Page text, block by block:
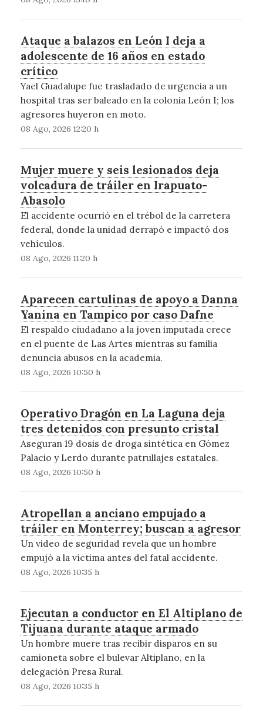
Ataque a balazos en León I deja a
adolescente de 16 años en estado
crítico
Yael Guadalupe fue trasladado de urgencia a un
hospital tras ser baleado en la colonia León I; los
agresores huyeron en moto.
08 Ago, 2026 12:20 h
Mujer muere y seis lesionados deja
volcadura de tráiler en Irapuato-
Abasolo
El accidente ocurrió en el trébol de la carretera
federal, donde la unidad derrapó e impactó dos
vehículos.
08 Ago, 2026 11:20 h
Aparecen cartulinas de apoyo a Danna
Yanina en Tampico por caso Dafne
El respaldo ciudadano a la joven imputada crece
en el puente de Las Artes mientras su familia
denuncia abusos en la academia.
08 Ago, 2026 10:50 h
Operativo Dragón en La Laguna deja
tres detenidos con presunto cristal
Aseguran 19 dosis de droga sintética en Gómez
Palacio y Lerdo durante patrullajes estatales.
08 Ago, 2026 10:50 h
Atropellan a anciano empujado a
tráiler en Monterrey; buscan a agresor
Un video de seguridad revela que un hombre
empujó a la víctima antes del fatal accidente.
08 Ago, 2026 10:35 h
Ejecutan a conductor en El Altiplano de
Tijuana durante ataque armado
Un hombre muere tras recibir disparos en su
camioneta sobre el bulevar Altiplano, en la
delegación Presa Rural.
08 Ago, 2026 10:35 h